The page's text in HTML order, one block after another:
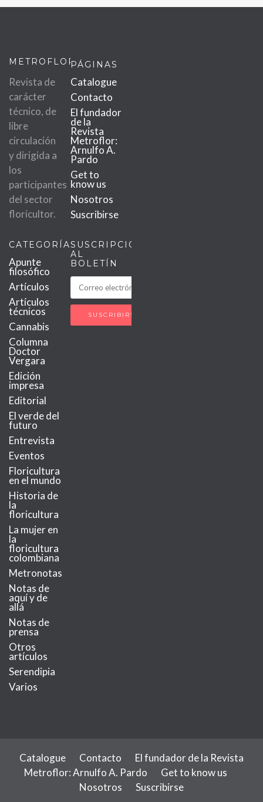
METROFLOR
Revista de
carácter
técnico, de
libre
circulación
y dirigida a
los
participantes
del sector
floricultor.
PÁGINAS
Catalogue
Contacto
El fundador
de la
Revista
Metroflor:
Arnulfo A.
Pardo
Get to
know us
Nosotros
Suscribirse
CATEGORÍAS
Apunte
filosófico
Artículos
Artículos
técnicos
Cannabis
Columna
Doctor
Vergara
Edición
impresa
Editorial
El verde del
futuro
Entrevista
Eventos
Floricultura
en el mundo
Historia de
la
floricultura
La mujer en
la
floricultura
colombiana
Metronotas
Notas de
aquí y de
allá
Notas de
prensa
Otros
artículos
Serendipia
Varios
SUSCRIPCIÓN
AL
BOLETÍN
Catalogue Contacto
El fundador de la Revista
Metroflor: Arnulfo A. Pardo
Get to know us
Nosotros
Suscribirse